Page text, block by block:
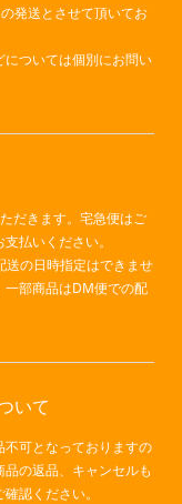
発送とさせて頂いてお
ついては個別にお問い
だきます。宅急便はご
払いください。
の日時指定はできませ
一部商品はDM便での配
いて
可となっておりますの
の返品、キャンセルも
認ください。